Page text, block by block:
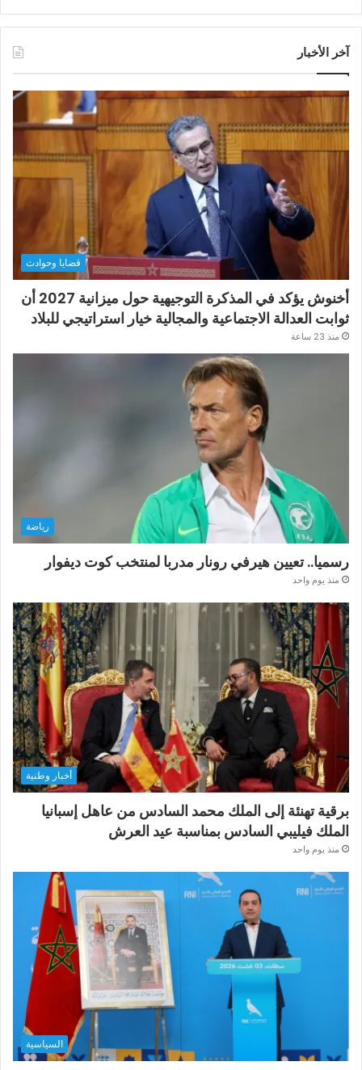
آخر الأخبار
قضايا وحوادث
أخنوش يؤكد في المذكرة التوجيهية حول ميزانية 2027 أن
ثوابت العدالة الاجتماعية والمجالية خيار استراتيجي للبلاد
منذ 23 ساعة
رياضة
رسميا.. تعيين هيرفي رونار مدربا لمنتخب كوت ديفوار
منذ يوم واحد
أخبار وطنية
برقية تهنئة إلى الملك محمد السادس من عاهل إسبانيا
الملك فيليبي السادس بمناسبة عيد العرش
منذ يوم واحد
السياسية